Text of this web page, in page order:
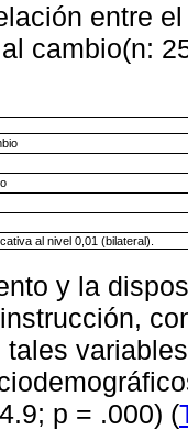
entre
cambio(n:
al nivel 0,01 (bilateral).
y la
tales
p = .000) (